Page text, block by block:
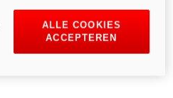
ALLE COOKIES
ACCEPTEREN